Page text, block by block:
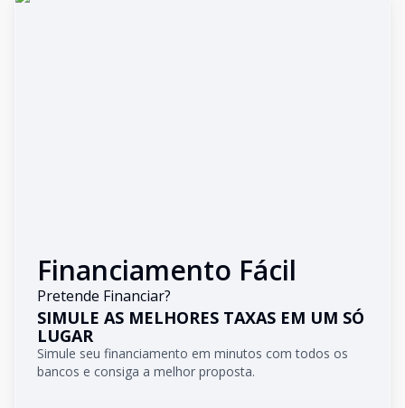
Financiamento Fácil
Pretende Financiar?
SIMULE AS MELHORES TAXAS EM UM SÓ
LUGAR
Simule seu financiamento em minutos com todos os
bancos e consiga a melhor proposta.